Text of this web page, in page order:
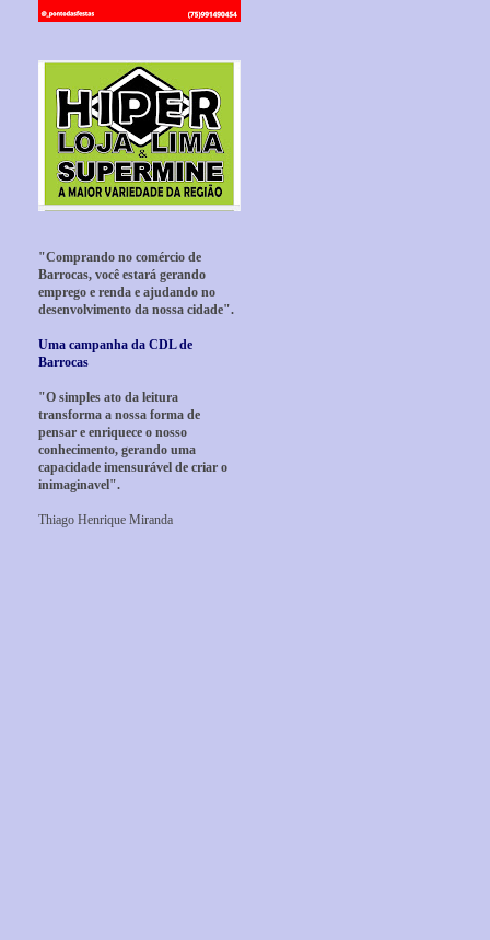
"Comprando no comércio de
Barrocas, você estará gerando
emprego e renda e ajudando no
desenvolvimento da nossa cidade".
Uma campanha da CDL de
Barrocas
"O simples ato da leitura
transforma a nossa forma de
pensar e enriquece o nosso
conhecimento, gerando uma
capacidade imensurável de criar o
inimaginavel".
Thiago Henrique Miranda